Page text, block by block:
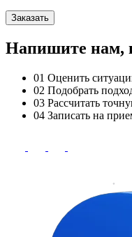
Заказать
Напишите нам,
01 Оценить
02 Подобрать
03 Рассчитать
04 Записать на